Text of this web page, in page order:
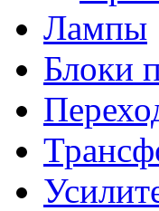
Лампы
Блоки